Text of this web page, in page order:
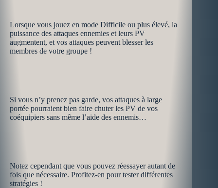
Lorsque vous jouez en mode Difficile ou plus élevé, la
puissance des attaques ennemies et leurs PV
augmentent, et vos attaques peuvent blesser les
membres de votre groupe !
Si vous n’y prenez pas garde, vos attaques à large
portée pourraient bien faire chuter les PV de vos
coéquipiers sans même l’aide des ennemis…
Notez cependant que vous pouvez réessayer autant de
fois que nécessaire. Profitez-en pour tester différentes
stratégies !